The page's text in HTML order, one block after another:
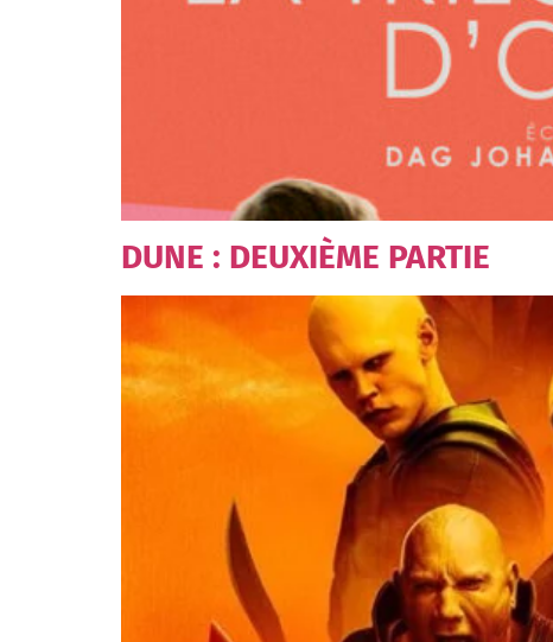
DUNE : DEUXIÈME PARTIE